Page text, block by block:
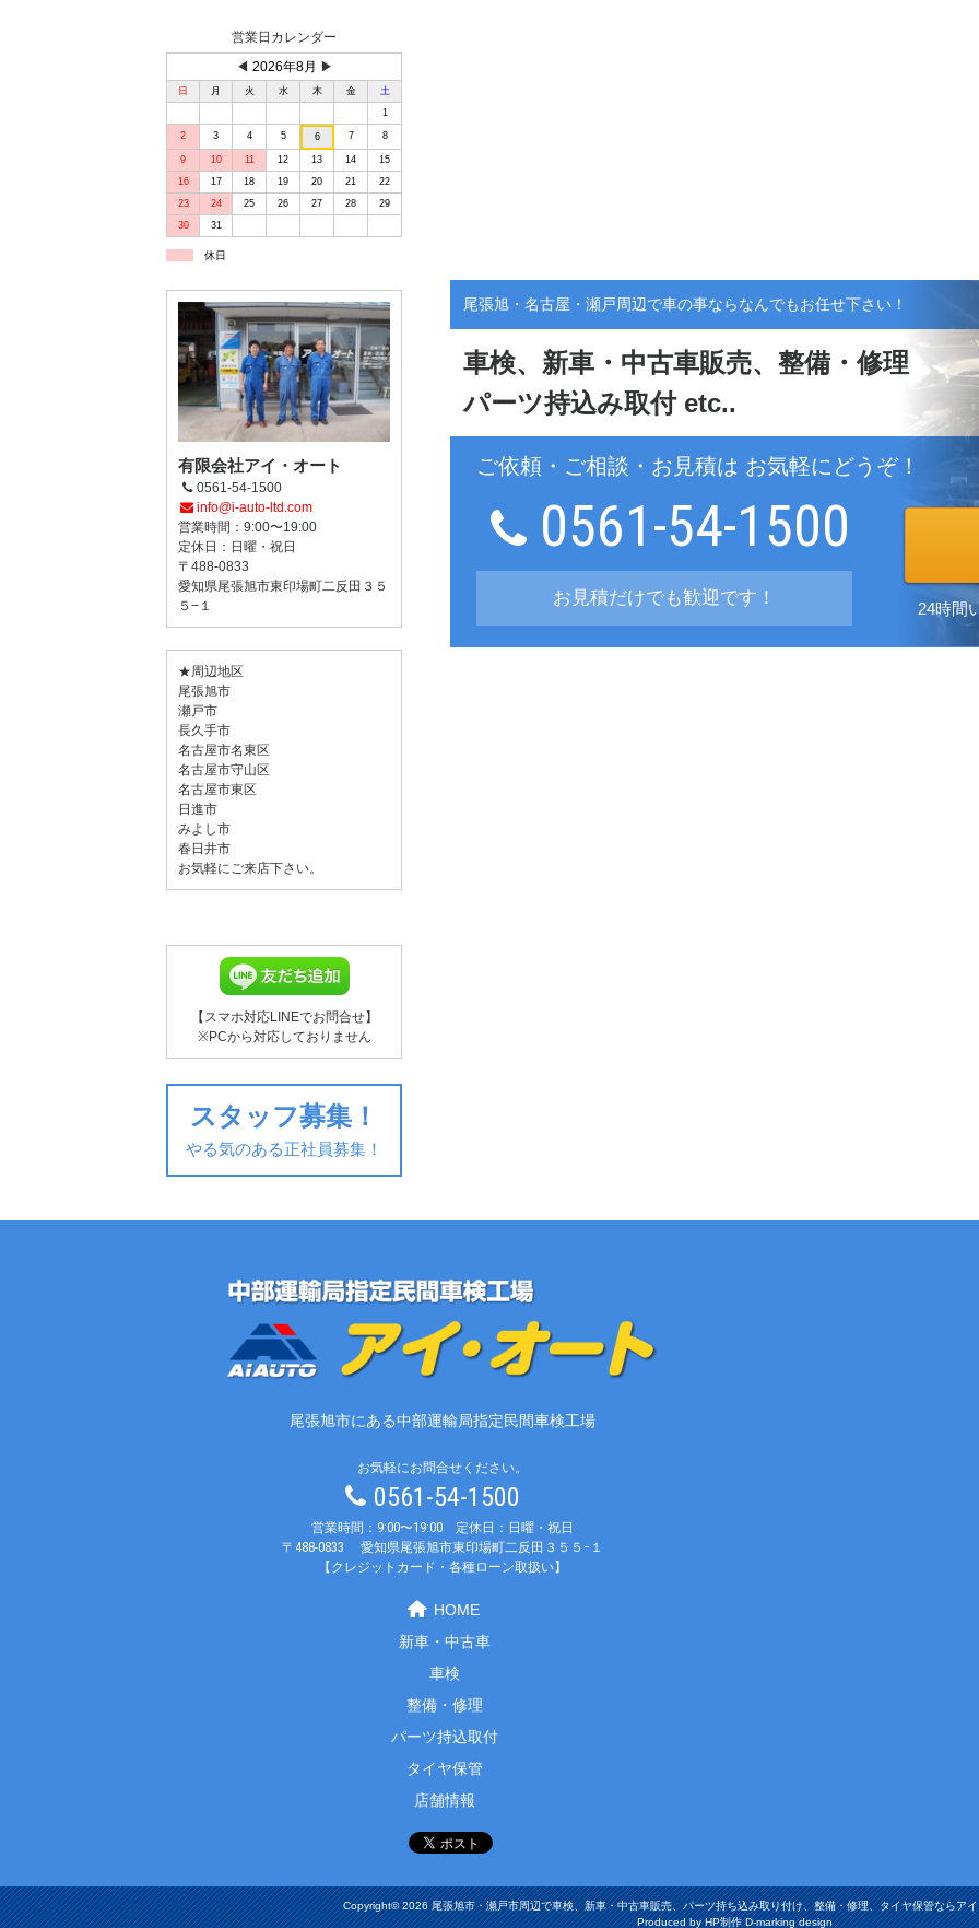
尾張旭・名古屋・瀬戸周辺で車の事ならなんでもお任せ下さい！
車検、新車・中古車販売、整備・修理
パーツ持込み取付 etc..
ご依頼・ご相談・お見積は お気軽にどうぞ！
0561-54-1500
お見積だけでも歓迎です！
24時間
営業日カレンダー
◀ 2026年8月 ▶
日 月 火 水 木 金
土
1
2 3 4 5 6 7 8
9 10 11 12 13 14
15
16
17 18 19 20 21
22
23
24 25 26 27 28
29
30
31
休日
有限会社アイ・オート
0561-54-1500
info@i-auto-ltd.com
営業時間：9:00〜19:00
定休日：日曜・祝日
〒488-0833
愛知県尾張旭市東印場町二反田３５
５−１
★周辺地区
尾張旭市
瀬戸市
長久手市
名古屋市名東区
名古屋市守山区
名古屋市東区
日進市
みよし市
春日井市
お気軽にご来店下さい。
【スマホ対応LINEでお問合せ】
※PCから対応しておりません
スタッフ募集！
やる気のある正社員募集！
尾張旭市にある中部運輸局指定民間車検工場
お気軽にお問合せください。
0561-54-1500
営業時間：9:00〜19:00 定休日：日曜・祝日
〒488-0833
愛知県尾張旭市東印場町二反田３５５−１
【クレジットカード・各種ローン取扱い】
HOME
新車・中古車
車検
整備・修理
パーツ持込取付
タイヤ保管
店舗情報
Copyright© 2026 尾張旭市・瀬戸市周辺で車検、新車・中古車販売、パーツ持ち込み取り付け、整備・修理、タイヤ保管ならア
Produced by HP制作 D-marking design